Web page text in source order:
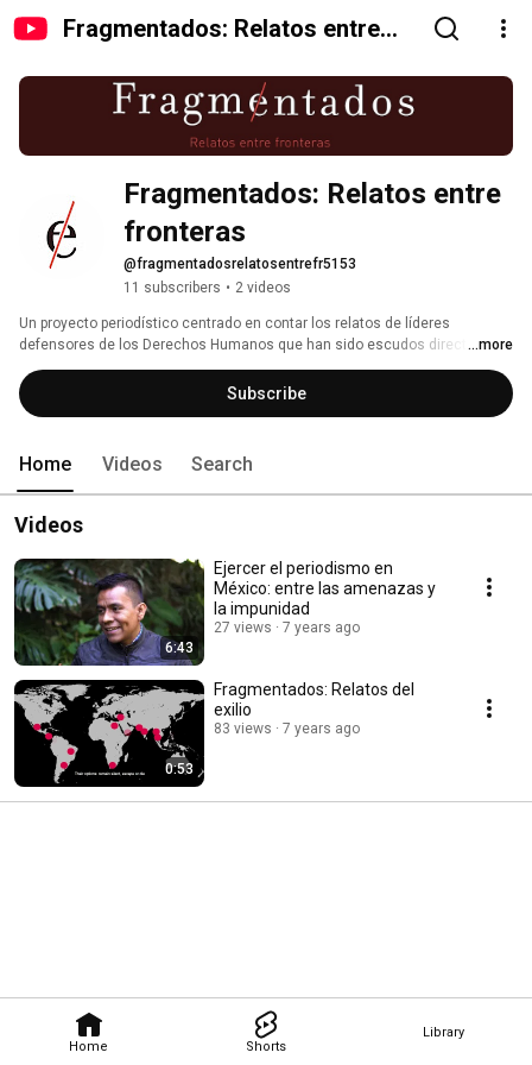
Fragmentados: Relatos entre
Home Shorts
Library
Fragmentados: Relatos entre
fronteras
@fragmentadosrelatosentrefr5153
11 subscribers • 2 videos
Un proyecto periodístico centrado en contar los relatos de líderes
defensores de los Derechos Humanos que han sido escudos directos de
conflictos que no terminan. Cuando callas a los líderes, sofocas la
esperanza de construir una sociedad con menos sufrimiento.
...more
Subscribe
Home Videos Search
Videos
6:43
Ejercer el periodismo en
México: entre las amenazas y
la impunidad
27 views 7 years ago
0:53
Fragmentados: Relatos del
exilio
83 views 7 years ago